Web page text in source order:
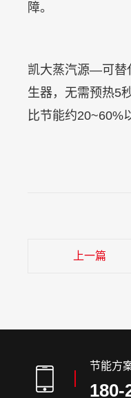
障。
凯大蒸汽源—可替
生器，无需预热5
比节能约20~60%
上一篇
节能方
180-